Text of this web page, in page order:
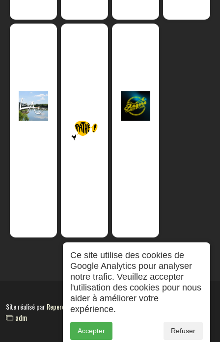
Site réalisé parRepereCom
adm
Ce site utilise des cookies de
Google Analytics pour analyser
notre trafic. Veuillez accepter
l'utilisation des cookies pour nous
aider à améliorer votre
expérience.
Accepter Refuser